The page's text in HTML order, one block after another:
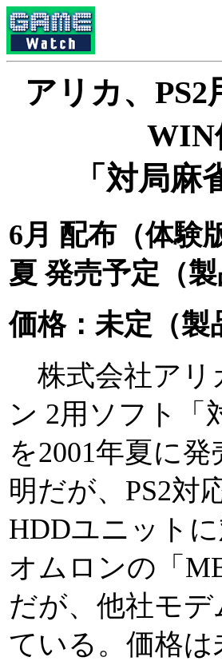
アリカ、
WIN
「対局
6月 配布（体験
夏 発売予定（製
価格：未定（製
株式会社アリ
ン 2用ソフト「
を2001年夏に
明だが、PS2対
HDDユニット
オムロンの「
だが、他社モ
ている。価格は